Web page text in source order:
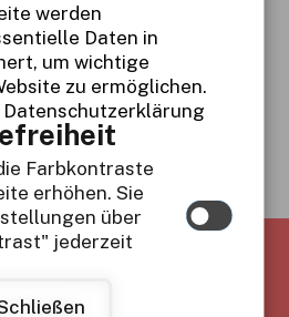
Youtube
werden
Daten in
um wichtige
zu ermöglichen.
Datenschutzerklärung
Farbkontraste
erhöhen. Sie
über
jederzeit